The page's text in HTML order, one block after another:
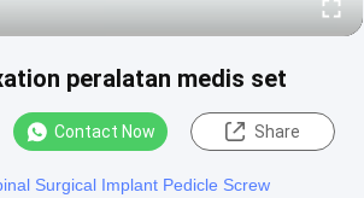
peralatan medis set
Contact Now Share
Surgical Implant Pedicle Screw